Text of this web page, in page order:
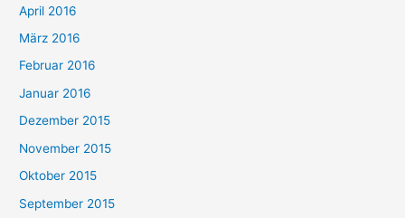
April 2016
März 2016
Februar 2016
Januar 2016
Dezember 2015
November 2015
Oktober 2015
September 2015